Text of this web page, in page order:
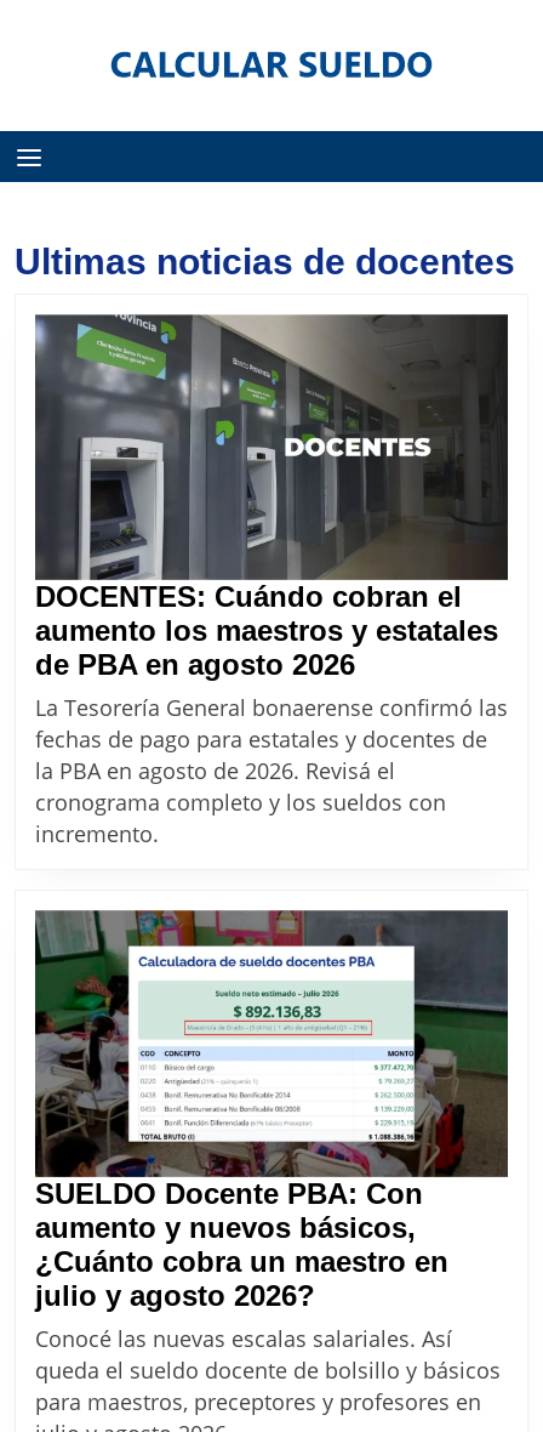
Ultimas noticias de docentes
DOCENTES: Cuándo cobran el
aumento los maestros y estatales
de PBA en agosto 2026DOCENTES:
Cuándo
cobran
el
aumento
y
estatales
de
en
agosto
2026
La Tesorería General bonaerense confirmó las
fechas de pago para estatales y docentes de
la PBA en agosto de 2026. Revisá el
cronograma completo y los sueldos con
incremento.
SUELDO Docente PBA: Con
aumento y nuevos básicos,
¿Cuánto cobra un maestro en
julio y agosto 2026?
Docente
PBA:
Con
Conocé las nuevas escalas salariales. Así
queda el sueldo docente de bolsillo y básicos
para maestros, preceptores y profesores en